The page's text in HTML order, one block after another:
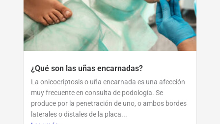
¿Qué son las uñas encarnadas?
La onicocriptosis o uña encarnada es una afección
muy frecuente en consulta de podología. Se
produce por la penetración de uno, o ambos bordes
laterales o distales de la placa...